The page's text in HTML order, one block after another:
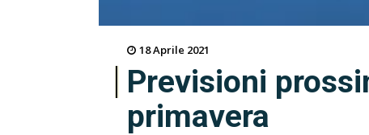
18 Aprile 2021
Previsioni
primavera